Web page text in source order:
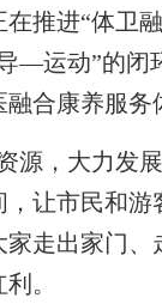
进“体卫融
运动”的闭
合康养服务
，大力发展
让市民和
走出家门
。